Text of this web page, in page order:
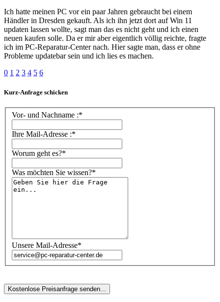
Ich hatte meinen PC vor ein paar Jahren gebraucht bei einem
Händler in Dresden gekauft. Als ich ihn jetzt dort auf Win 11
updaten lassen wollte, sagt man das es nicht geht und ich einen
neuen kaufen solle. Da er mir aber eigentlich völlig reichte, fragte
ich im PC-Reparatur-Center nach. Hier sagte man, dass er ohne
Probleme updatebar sein und ich lies es machen.
0 1 2 3 4 5 6
Kurz-Anfrage schicken
Vor- und Nachname :*
Ihre Mail-Adresse :*
Worum geht es?*
Was möchten Sie wissen?*
Unsere Mail-Adresse*